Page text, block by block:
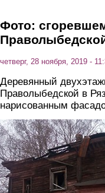
Фото:
четверг, 28 ноября, 2019 -
Деревянный
Праволыбедской в
нарисованным
pravolybedskaya2.jpg